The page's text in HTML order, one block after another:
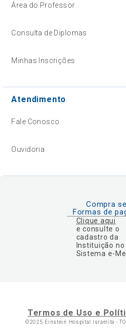
Área do Professor
Consulta de Diplomas
Minhas Inscrições
Atendimento
Fale Conosco
Ouvidoria
Compra
Formas de
Clique aqui
e consulte o
cadastro da
Instituição no
Sistema e-
Termos de Uso e
©2025 Einstein Hospital Israelita -